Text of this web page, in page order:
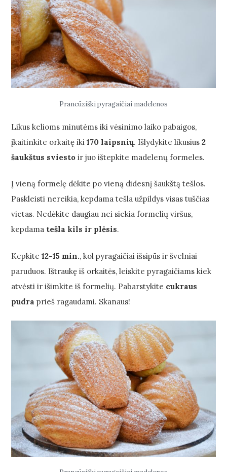
Prancūziški pyragaičiai madelenos
Likus kelioms minutėms iki vėsinimo laiko pabaigos,
įkaitinkite orkaitę iki170 laipsnių. Išlydykite likusius2
šaukštus sviesto ir juo ištepkite madelenų formeles.
Į vieną formelę dėkite po vieną didesnį šaukštą tešlos.
Paskleisti nereikia, kepdama tešla užpildys visas tuščias
vietas. Nedėkite daugiau nei siekia formelių viršus,
kepdama tešla kils ir plėsis.
Kepkite12-15 min., kol pyragaičiai išsipūs ir švelniai
paruduos. Ištraukę iš orkaitės, leiskite pyragaičiams kiek
atvėsti ir išimkite iš formelių. Pabarstykite cukraus
pudra prieš ragaudami. Skanaus!